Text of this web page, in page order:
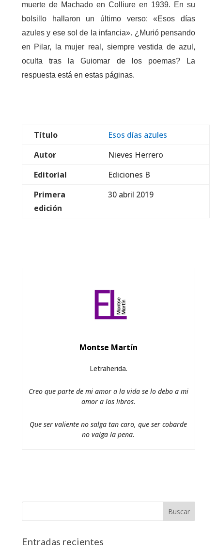
muerte de Machado en Colliure en 1939. En su
bolsillo hallaron un último verso: «Esos días
azules y ese sol de la infancia». ¿Murió pensando
en Pilar, la mujer real, siempre vestida de azul,
oculta tras la Guiomar de los poemas? La
respuesta está en estas páginas.
Título
Esos días azules
Autor
Nieves Herrero
Editorial
Ediciones B
Primera
edición
30 abril 2019
Montse Martín
Letraherida.
Creo que parte de mi amor a la vida se lo debo a mi
amor a los libros.
Que ser valiente no salga tan caro, que ser cobarde
no valga la pena.
Entradas recientes